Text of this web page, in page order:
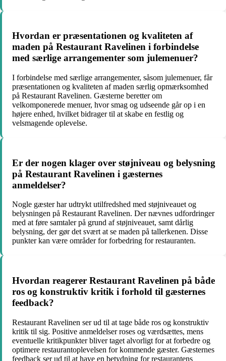
Hvordan er præsentationen og kvaliteten af
maden på Restaurant Ravelinen i forbindelse
med særlige arrangementer som julemenuer?
I forbindelse med særlige arrangementer, såsom julemenuer, får
præsentationen og kvaliteten af maden særlig opmærksomhed
på Restaurant Ravelinen. Gæsterne beretter om
velkomponerede menuer, hvor smag og udseende går op i en
højere enhed, hvilket bidrager til at skabe en festlig og
velsmagende oplevelse.
Er der nogen klager over støjniveau og belysning
på Restaurant Ravelinen i gæsternes
anmeldelser?
Nogle gæster har udtrykt utilfredshed med støjniveauet og
belysningen på Restaurant Ravelinen. Der nævnes udfordringer
med at føre samtaler på grund af støjniveauet, samt dårlig
belysning, der gør det svært at se maden på tallerkenen. Disse
punkter kan være områder for forbedring for restauranten.
Hvordan reagerer Restaurant Ravelinen på både
ros og konstruktiv kritik i forhold til gæsternes
feedback?
Restaurant Ravelinen ser ud til at tage både ros og konstruktiv
kritik til sig. Positive anmeldelser roses og værdsættes, mens
eventuelle kritikpunkter bliver taget alvorligt for at forbedre og
optimere restaurantoplevelsen for kommende gæster. Gæsternes
feedback ser ud til at have en betydning for restaurantens